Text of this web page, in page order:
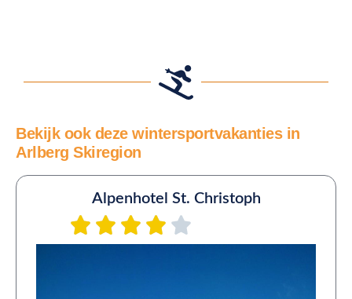
Bekijk ook deze wintersportvakanties in
Arlberg Skiregion
Alpenhotel St. Christoph